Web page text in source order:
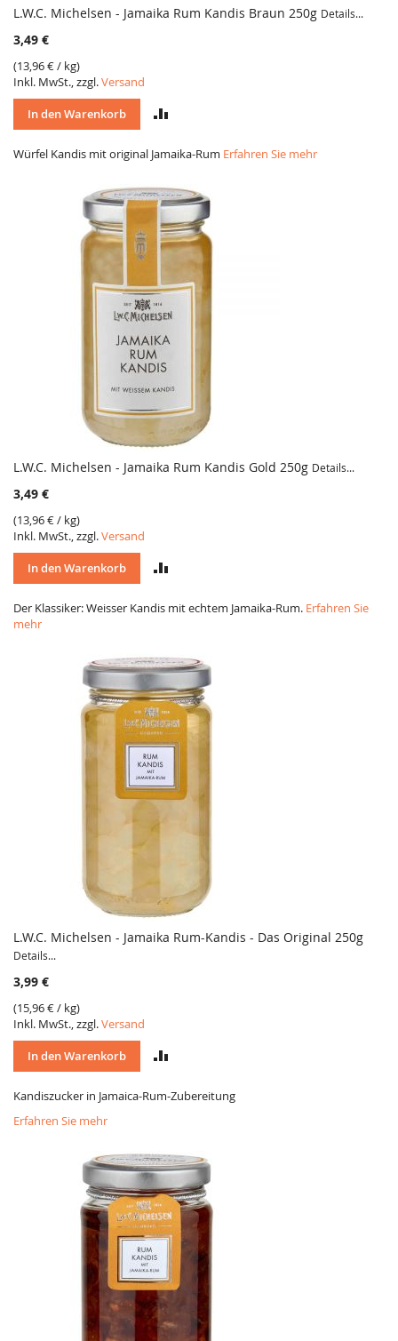
L.W.C. Michelsen - Jamaika Rum Kandis Braun 250g Details...
3,49 €
(13,96 €/ kg)
Inkl. MwSt., zzgl.Versand
In den Warenkorb
VERGLEICH
Würfel Kandis mit original Jamaika-Rum Erfahren Sie mehr
L.W.C. Michelsen - Jamaika Rum Kandis Gold 250g Details...
3,49 €
(13,96 €/ kg)
Inkl. MwSt., zzgl.Versand
In den Warenkorb
VERGLEICH
Der Klassiker: Weisser Kandis mit echtem Jamaika-Rum. Erfahren Sie
mehr
L.W.C. Michelsen - Jamaika Rum-Kandis - Das Original 250g
Details...
3,99 €
(15,96 €/ kg)
Inkl. MwSt., zzgl.Versand
In den Warenkorb
VERGLEICH
Kandiszucker in Jamaica-Rum-Zubereitung
Erfahren Sie mehr